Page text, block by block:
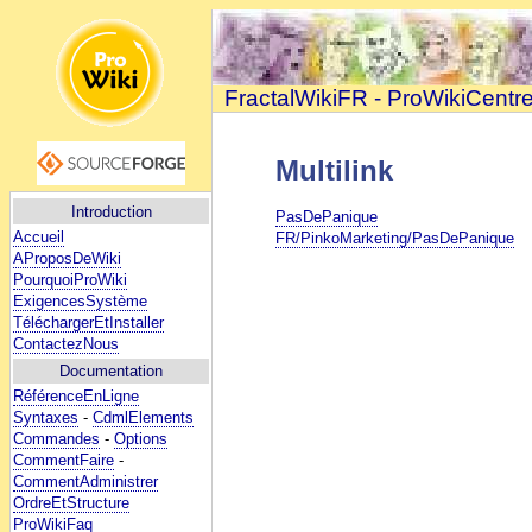
Introduction
Accueil
AProposDeWiki
PourquoiProWiki
ExigencesSystème
TéléchargerEtInstaller
ContactezNous
Documentation
RéférenceEnLigne
Syntaxes - CdmlElements
Commandes - Options
CommentFaire -
CommentAdministrer
OrdreEtStructure
ProWikiFaq
FractalWikiFR -
Multilink
PasDePanique
FR/PinkoMarketing/PasDePanique